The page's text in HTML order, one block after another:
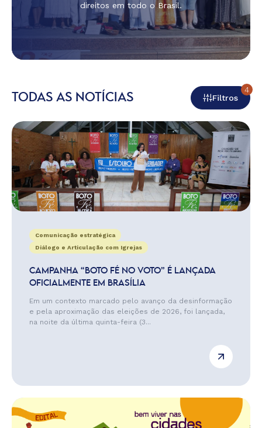
direitos em todo o Brasil.
TODAS AS NOTÍCIAS Filtros
4
Comunicação estratégica
Diálogo e Articulação com Igrejas
CAMPANHA “BOTO FÉ NO VOTO” É LANÇADA
OFICIALMENTE EM BRASÍLIA
Em um contexto marcado pelo avanço da desinformação
e pela aproximação das eleições de 2026, foi lançada,
na noite da última quinta-feira (3...